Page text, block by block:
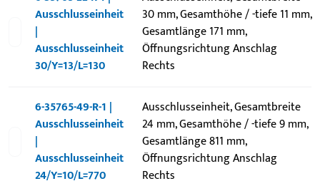
Ausschlusseinheit
|
Ausschlusseinheit
30/Y=13/L=130
30 mm, Gesamthöhe / -tiefe 11 mm,
Gesamtlänge 171 mm,
Öffnungsrichtung Anschlag
Rechts
6-35765-49-R-1 |
Ausschlusseinheit
|
Ausschlusseinheit
24/Y=10/L=770
Ausschlusseinheit, Gesamtbreite
24 mm, Gesamthöhe / -tiefe 9 mm,
Gesamtlänge 811 mm,
Öffnungsrichtung Anschlag
Rechts